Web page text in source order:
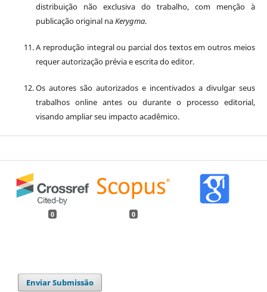
distribuição não exclusiva do trabalho, com menção à
publicação original naKerygma.
A reprodução integral ou parcial dos textos em outros meios
requer autorização prévia e escrita do editor.
Os autores são autorizados e incentivados a divulgar seus
trabalhos online antes ou durante o processo editorial,
visando ampliar seu impacto acadêmico.
0 0
Enviar Submissão